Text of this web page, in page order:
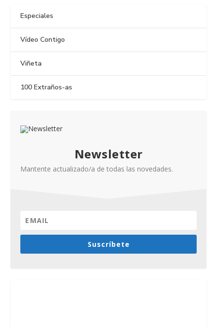
Especiales
Vídeo Contigo
Viñeta
100 Extraños-as
Newsletter
Mantente actualizado/a de todas las novedades.
Suscríbete